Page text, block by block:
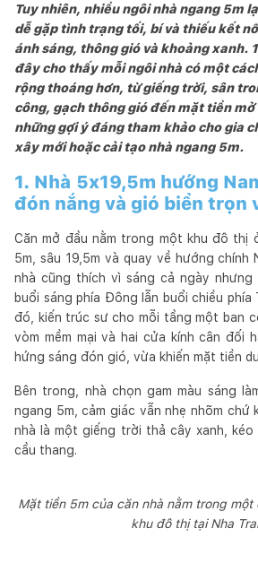
Tuy nhiên, nhiều ngôi nhà ngang 5m
dễ gặp tình trạng tối, bí và thiếu kết
ánh sáng, thông gió và khoảng xanh.
đây cho thấy mỗi ngôi nhà có một
rộng thoáng hơn, từ giếng trời, sân
công, gạch thông gió đến mặt tiền
những gợi ý đáng tham khảo cho gia
xây mới hoặc cải tạo nhà ngang 5m.
1. Nhà 5x19,5m hướng
đón nắng và gió biển trọn
Căn mở đầu nằm trong một khu đô thị
5m, sâu 19,5m và quay về hướng chính
nhà cũng thích vì sáng cả ngày
buổi sáng phía Đông lẫn buổi chiều phía
đó, kiến trúc sư cho mỗi tầng một ban
vòm mềm mại và hai cửa kính cân đối
hứng sáng đón gió, vừa khiến mặt tiền
Bên trong, nhà chọn gam màu sáng
ngang 5m, cảm giác vẫn nhẹ nhõm chứ
nhà là một giếng trời thả cây xanh, kéo
cầu thang.
Mặt tiền 5m của căn nhà nằm trong
khu đô thị tại Nha